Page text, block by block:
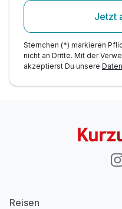
Jetzt
Sternchen (*) markieren
nicht an Dritte. Mit der
akzeptierst Du unsere
Reisen